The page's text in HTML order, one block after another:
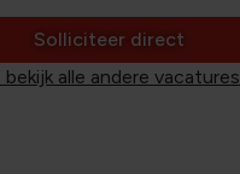
Solliciteer direct
alle andere vacatures